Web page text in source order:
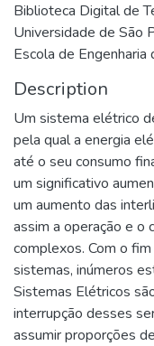
Biblioteca Digital de
Universidade de São
Escola de Engenharia
Description
Um sistema elétrico
pela qual a energia
até o seu consumo
um significativo
um aumento das
assim a operação e
complexos. Com o
sistemas, inúmeros
Sistemas Elétricos
interrupção desses
assumir proporções